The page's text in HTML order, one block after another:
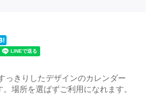
っきりしたデザインのカレンダー
。場所を選ばずご利用になれます。